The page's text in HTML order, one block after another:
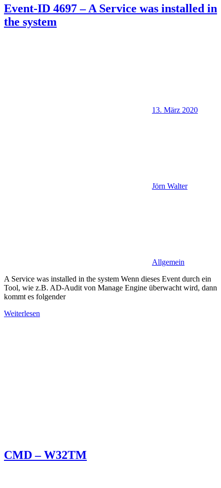
Event-ID 4697 – A Service was installed in
the system
13. März 2020
Jörn Walter
Allgemein
A Service was installed in the system Wenn dieses Event durch ein
Tool, wie z.B. AD-Audit von Manage Engine überwacht wird, dann
kommt es folgender
Weiterlesen
CMD – W32TM